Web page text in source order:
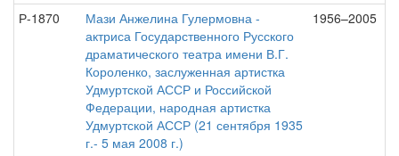
Р-1870
Мази Анжелина Гулермовна -
актриса Государственного Русского
драматического театра имени В.Г.
Короленко, заслуженная артистка
Удмуртской АССР и Российской
Федерации, народная артистка
Удмуртской АССР (21 сентября 1935
г.- 5 мая 2008 г.)
1956–2005